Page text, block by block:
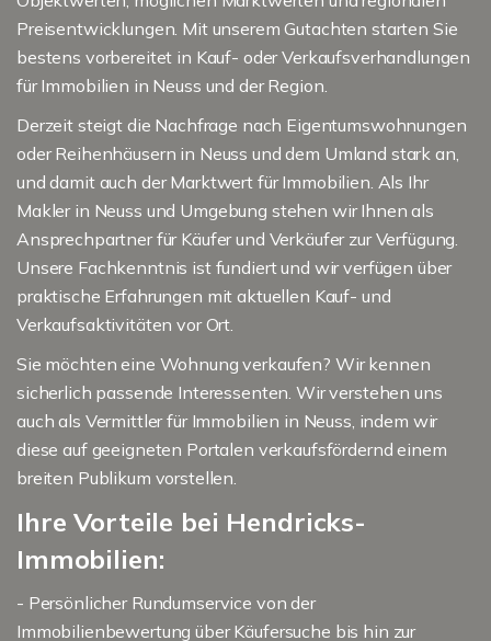
Preisentwicklungen. Mit unserem Gutachten starten Sie
bestens vorbereitet in Kauf- oder Verkaufsverhandlungen
für Immobilien in Neuss und der Region.
Derzeit steigt die Nachfrage nach Eigentumswohnungen
oder Reihenhäusern in Neuss und dem Umland stark an,
und damit auch der Marktwert für Immobilien. Als Ihr
Makler in Neuss und Umgebung stehen wir Ihnen als
Ansprechpartner für Käufer und Verkäufer zur Verfügung.
Unsere Fachkenntnis ist fundiert und wir verfügen über
praktische Erfahrungen mit aktuellen Kauf- und
Verkaufsaktivitäten vor Ort.
Sie möchten eine Wohnung verkaufen? Wir kennen
sicherlich passende Interessenten. Wir verstehen uns
auch als Vermittler für Immobilien in Neuss, indem wir
diese auf geeigneten Portalen verkaufsfördernd einem
breiten Publikum vorstellen.
Ihre Vorteile bei Hendricks-
Immobilien:
- Persönlicher Rundumservice von der
Immobilienbewertung über Käufersuche bis hin zur